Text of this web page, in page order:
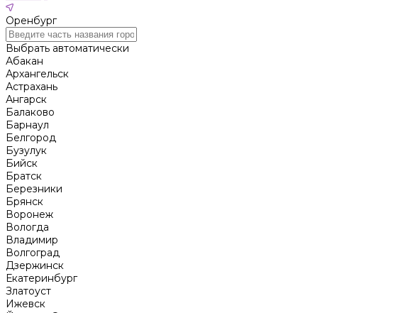
Оренбург
Выбрать автоматически
Абакан
Архангельск
Астрахань
Ангарск
Балаково
Барнаул
Белгород
Бузулук
Бийск
Братск
Березники
Брянск
Воронеж
Вологда
Владимир
Волгоград
Дзержинск
Екатеринбург
Златоуст
Ижевск